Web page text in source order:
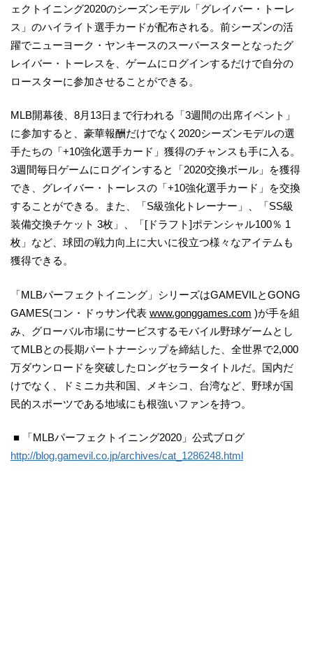
ェクトイニング2020のシーズンモデル「グレイバー・トーレ
ス」のハイライト選手カードが配布される。前シーズンの活
躍でニューヨーク・ヤンキースのスーパースターとなったグ
レイバー・トーレスを、ゲームにログインするだけで自分の
ロースターに参加させることができる。
MLB開幕後、8月13日まで行われる「3週間の出席イベント」
に参加すると、豪華報酬だけでなく2020シーズンモデルの選
手たちの「+10強化選手カード」獲得のチャンスも手に入る。
3週間毎日ゲームにログインすると「2020交換ボール」を獲得
でき、グレイバー・トーレスの「+10強化選手カード」を交換
することができる。また、「S級強化トレーナー」、「SS級
装備交換チケット 3枚」、「[ドラフト]ポテンシャル100％ 1
枚」など、球団の戦力向上に大いに役立つ様々なアイテムも
獲得できる。
「MLBパーフェクトイニング」シリーズはGAMEVILとGONG
GAMES(コン・ドゥサン代表 www.gonggames.com )が手を組
み、グローバル市場にサービスするモバイル野球ゲームとし
てMLBとの長期パートナーシップを締結した、全世界で2,000
万ダウンロードを突破したロングセラータイトルだ。国内だ
けでなく、ドミニカ共和国、メキシコ、台湾など、野球が国
民的スポーツである地域にも根強いファンを持つ。
■ 「MLBパーフェクトイニング2020」公式ブログ
http://blog.gamevil.co.jp/archives/cat_1286248.html